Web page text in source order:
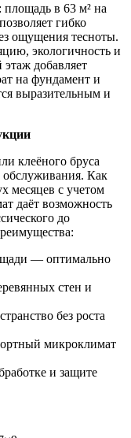
площадь в 63 м² на
гибко
ощущения тесноты.
экологичность и
добавляет
на фундамент и
выразительным и
клеёного бруса
обслуживания. Как
месяцев с учетом
даёт возможность
до
— оптимально
стен и
без роста
микроклимат
и защите